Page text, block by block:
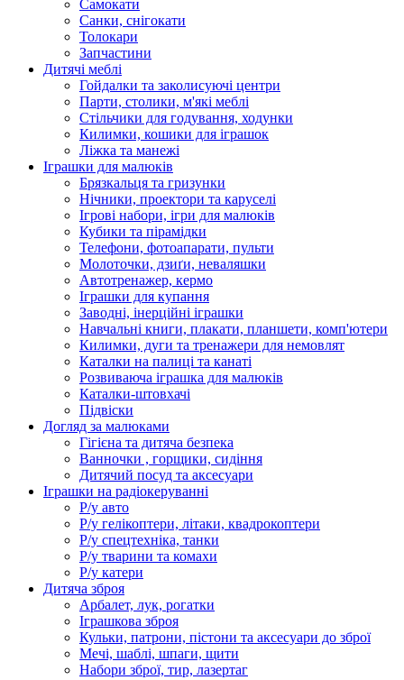
Самокати
Санки, снігокати
Толокари
Запчастини
Дитячі меблі
Гойдалки та заколисуючі центри
Парти, столики, м'які меблі
Стільчики для годування, ходунки
Килимки, кошики для іграшок
Ліжка та манежі
Іграшки для малюків
Брязкальця та гризунки
Нічники, проектори та каруселі
Ігрові набори, ігри для малюків
Кубики та пірамідки
Телефони, фотоапарати, пульти
Молоточки, дзиґи, неваляшки
Автотренажер, кермо
Іграшки для купання
Заводні, інерційні іграшки
Навчальні книги, плакати, планшети, комп'ютери
Килимки, дуги та тренажери для немовлят
Каталки на палиці та канаті
Розвиваюча іграшка для малюків
Каталки-штовхачі
Підвіски
Догляд за малюками
Гігієна та дитяча безпека
Ванночки , горщики, сидіння
Дитячий посуд та аксесуари
Іграшки на радіокеруванні
Р/у авто
Р/у гелікоптери, літаки, квадрокоптери
Р/у спецтехніка, танки
Р/у тварини та комахи
Р/у катери
Дитяча зброя
Арбалет, лук, рогатки
Іграшкова зброя
Кульки, патрони, пістони та аксесуари до зброї
Мечі, шаблі, шпаги, щити
Набори зброї, тир, лазертаг